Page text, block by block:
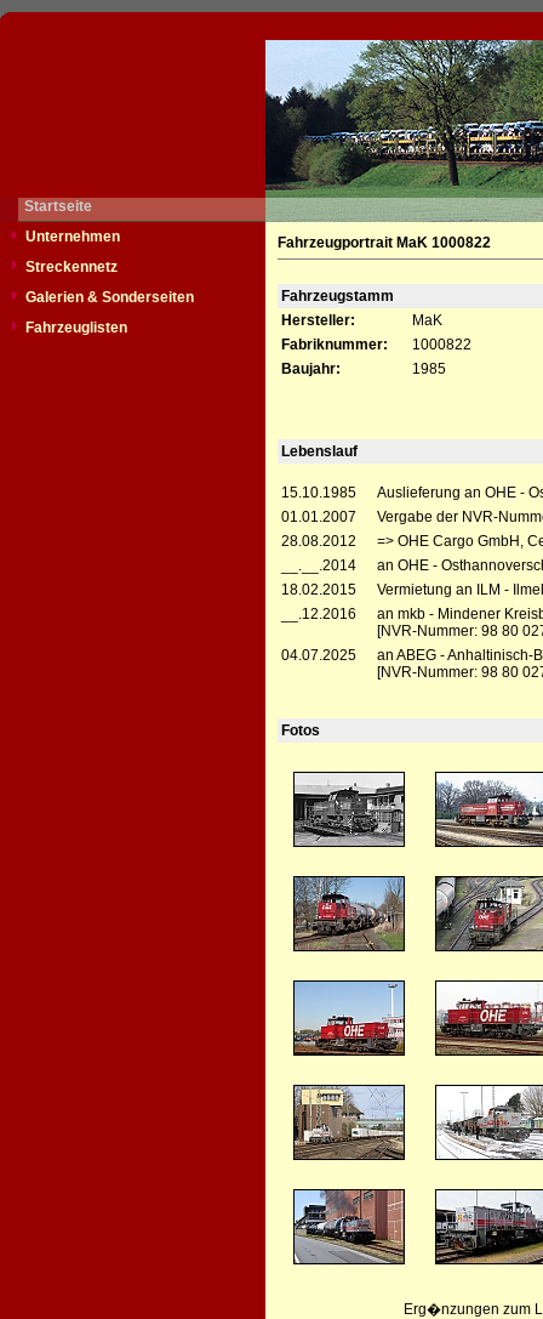
Startseite
Unternehmen
Streckennetz
Galerien & Sonderseiten
Fahrzeuglisten
Fahrzeugportrait MaK 1000822
Fahrzeugstamm
Hersteller:
MaK
Fabriknummer:
1000822
Baujahr:
1985
Lebenslauf
15.10.1985
Auslieferung an OHE -
01.01.2007
Vergabe der NVR-
28.08.2012
=> OHE Cargo GmbH,
__.__.2014
an OHE -
18.02.2015
Vermietung an ILM -
__.12.2016
an mkb - Mindener
[NVR-Nummer: 98 80
04.07.2025
an ABEG - Anhaltinisch-
[NVR-Nummer: 98 80
Fotos
Erg�nzungen zum